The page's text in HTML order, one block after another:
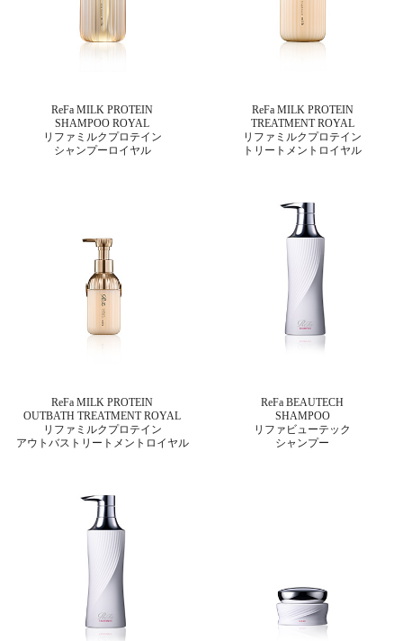
ReFa MILK PROTEIN
SHAMPOO ROYAL
リファミルクプロテイン
シャンプーロイヤル
ReFa MILK PROTEIN
TREATMENT ROYAL
リファミルクプロテイン
トリートメントロイヤル
ReFa MILK PROTEIN
OUTBATH TREATMENT ROYAL
リファミルクプロテイン
アウトバストリートメント ロイヤル
ReFa BEAUTECH
SHAMPOO
リファビューテック
シャンプー